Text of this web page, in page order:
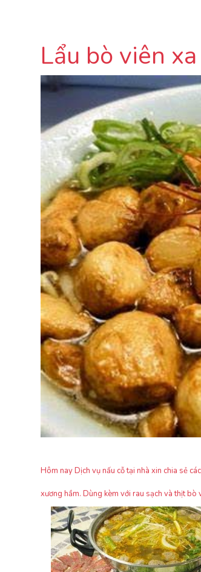
Lẩu bò viên
Hôm nay Dịch vụ nấu cỗ tại nhà xin chia sẻ
xương hầm. Dùng kèm với rau sạch và thịt bò